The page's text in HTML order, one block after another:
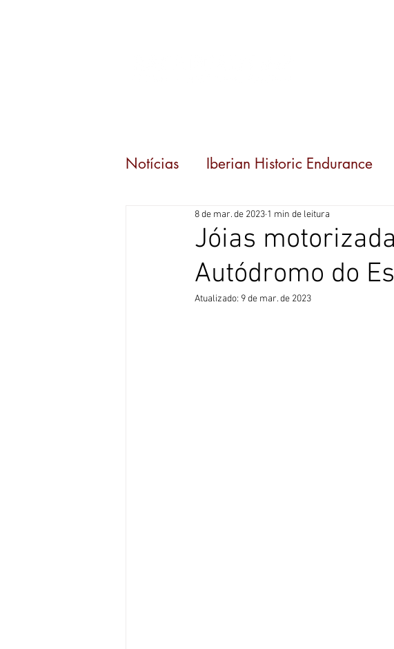
Notícias Iberian Historic Endurance
Carrera 80
Jóias
Autódromo do
8 de mar. de 2023 1 min de leitura
Atualizado: 9 de mar. de 2023